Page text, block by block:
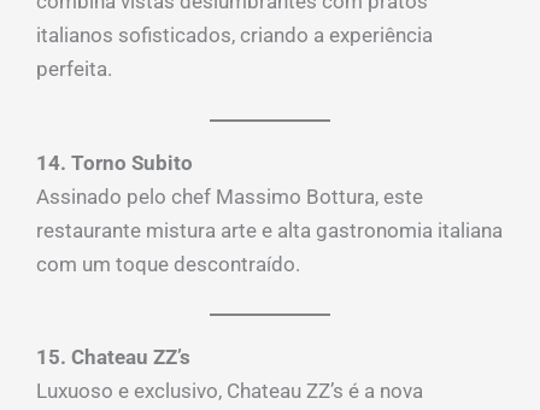
italianos sofisticados, criando a experiência
perfeita.
14. Torno Subito
Assinado pelo chef Massimo Bottura, este
restaurante mistura arte e alta gastronomia italiana
com um toque descontraído.
15. Chateau ZZ’s
Luxuoso e exclusivo, Chateau ZZ’s é a nova